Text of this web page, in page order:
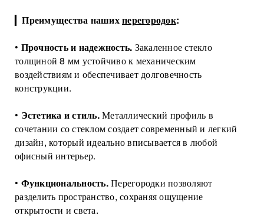
▎Преимущества нашихперегородок:
• Прочность и надежность. Закаленное стекло
толщиной 8 мм устойчиво к механическим
воздействиям и обеспечивает долговечность
конструкции.
• Эстетика и стиль.Металлический профиль в
сочетании со стеклом создает современный и легкий
дизайн, который идеально вписывается в любой
офисный интерьер.
• Функциональность.Перегородки позволяют
разделить пространство, сохраняя ощущение
открытости и света.